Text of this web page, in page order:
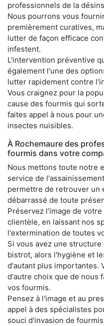
professionnels de la
Nous pourrons vous
premièrement curatives,
lutter de façon efficace
infestent.
L'intervention préventive
également l'une des
lutter rapidement contre
Vous craignez pour la
cause des fourmis qui
faites appel à nous pour
insectes nuisibles.
À Rochemaure des
fourmis dans votre
Nous mettons toute notre
service de
permettre de retrouver un
débarrassé de toute
Préservez l'image de
clientèle, en laissant nos
l'extermination de toutes
Si vous avez une
bistrot, alors l'hygiène et
d'autant plus importantes.
d'autre choix que de nous
vos fourmis.
Pensez à l'image et au
appel à des spécialistes
souci d'invasion de